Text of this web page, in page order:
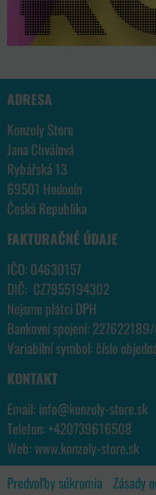
ADRESA
Konzoly Store
Jana Chválová
Rybářská 13
69501 Hodonín
Česká Republika
FAKTURAČNÉ ÚDAJE
IČO: 04630157
DIČ: CZ7955194302
Nejsme plátci DPH
Bankovní spojení:
Variabilní symbol: číslo
KONTAKT
Email: info@konzoly-store.sk
Telefon:+420739616508
Web: www.konzoly-store.sk
Predvoľby súkromia Zásady